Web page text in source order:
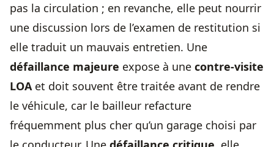
pas la circulation ; en revanche, elle peut nourrir
une discussion lors de l’examen de restitution si
elle traduit un mauvais entretien. Une
défaillance majeure expose à une contre-visite
LOAet doit souvent être traitée avant de rendre
le véhicule, car le bailleur refacture
fréquemment plus cher qu’un garage choisi par